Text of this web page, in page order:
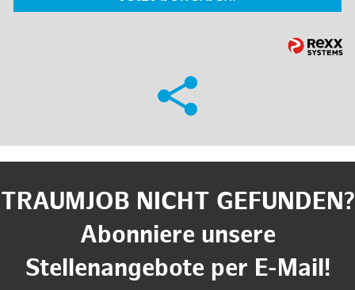
TRAUMJOB NICHT GEFUNDEN?
Abonniere unsere
Stellenangebote per E-Mail!